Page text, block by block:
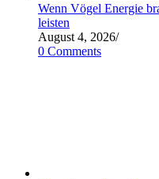
Wenn Vögel Energie
leisten
August 4, 2026/
0 Comments